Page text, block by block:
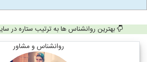
بهترین روانشناس ها به ترتیب ستاره در
روانشناس و مشاور